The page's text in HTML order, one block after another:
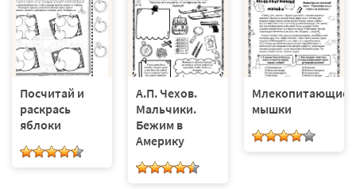
Посчитай и
раскрась
яблоки
А.П. Чехов.
Мальчики.
Бежим в
Америку
Млекопитающие
мышки